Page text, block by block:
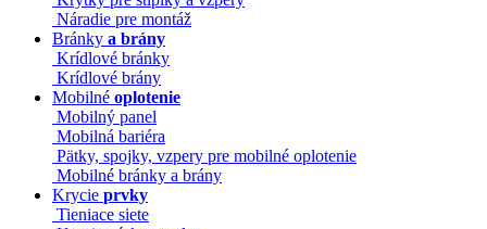
Náradie pre montáž
Bránky a brány
Krídlové bránky
Krídlové brány
Mobilné oplotenie
Mobilný panel
Mobilná bariéra
Pätky, spojky, vzpery pre mobilné oplotenie
Mobilné bránky a brány
Krycie prvky
Tieniace siete